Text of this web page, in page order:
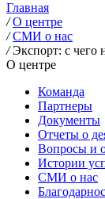
Главная
/ О центре
/ СМИ о нас
/ Экспорт: с чего
О центре
Команда
Партнеры
Документы
Отчеты о
Вопросы и
Истории
СМИ о нас